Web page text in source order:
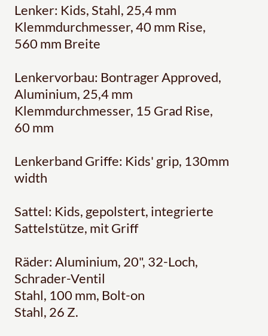
Lenker: Kids, Stahl, 25,4 mm
Klemmdurchmesser, 40 mm Rise,
560 mm Breite
Lenkervorbau: Bontrager Approved,
Aluminium, 25,4 mm
Klemmdurchmesser, 15 Grad Rise,
60 mm
Lenkerband Griffe: Kids' grip, 130mm
width
Sattel: Kids, gepolstert, integrierte
Sattelstütze, mit Griff
Räder: Aluminium, 20", 32-Loch,
Schrader-Ventil
Stahl, 100 mm, Bolt-on
Stahl, 26 Z.